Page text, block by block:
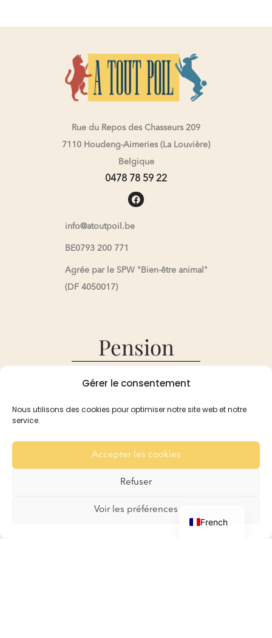
Gérer le consentement
Nous utilisons des cookies pour optimiser notre site web et notre
service.
Accepter les cookies
Refuser
Voir les préférences
Rue du Repos des Chasseurs 209
7110 Houdeng-Aimeries (La Louvière)
Belgique
0478 78 59 22
info@atoutpoil.be
BE0793 200 771
Agrée par le SPW "Bien-être animal"
(DF 4050017)
Pension
Pension
Recommandation
Pour les Cobayes
Galerie
French